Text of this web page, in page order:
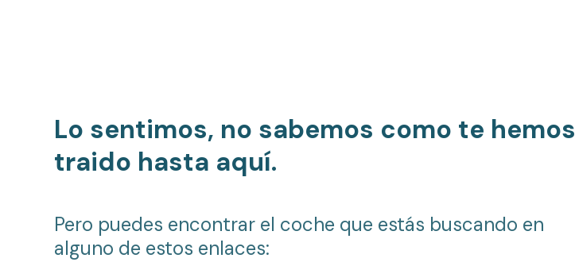
Lo sentimos, no sabemos como te hemos
traido hasta aquí.
Pero puedes encontrar el coche que estás buscando en
alguno de estos enlaces: